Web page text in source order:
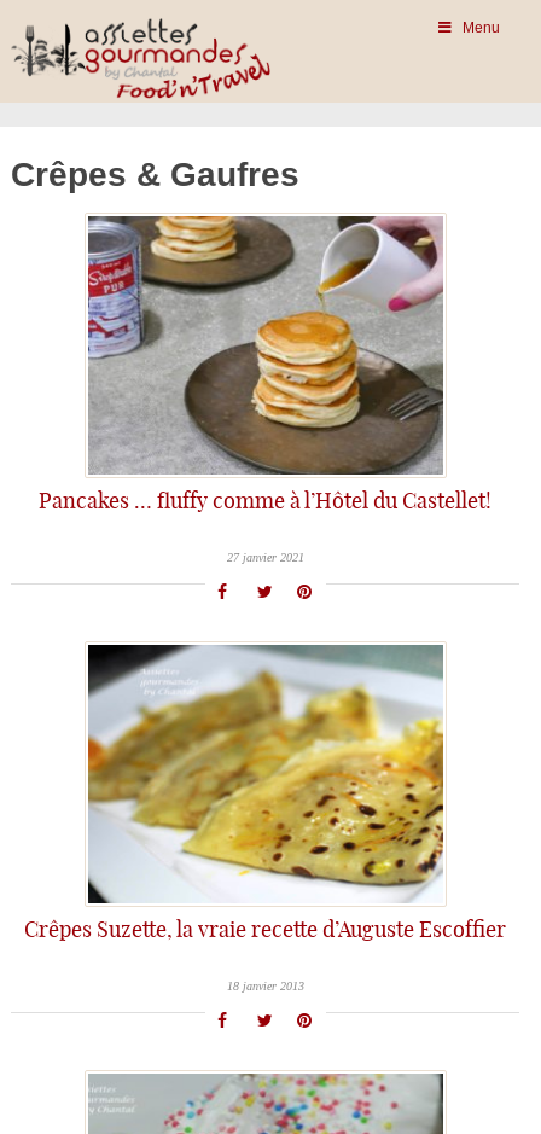
Menu
Crêpes & Gaufres
Pancakes … fluffy comme à l’Hôtel du Castellet!
27 janvier 2021
Crêpes Suzette, la vraie recette d’Auguste Escoffier
18 janvier 2013